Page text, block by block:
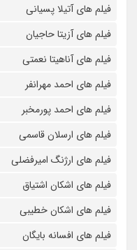
فیلم های آتیلا پسیانی
فیلم های آزیتا حاجیان
فیلم های آناهیتا نعمتی
فیلم های احمد مهرانفر
فیلم های احمد پورمخبر
فیلم های ارسلان قاسمی
فیلم های ارژنگ امیرفضلی
فیلم های اشکان اشتیاق
فیلم های اشکان خطیبی
فیلم های افسانه بایگان